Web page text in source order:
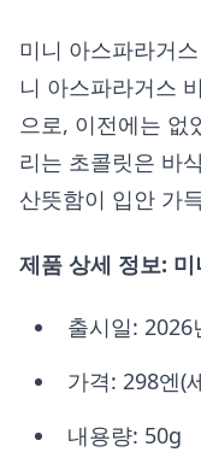
미니 아스파라거
니 아스파라거스
으로, 이전에는 없
리는 초콜릿은 바
산뜻함이 입안 가
제품 상세 정보:
출시일: 2026
가격: 298엔(
내용량: 50g